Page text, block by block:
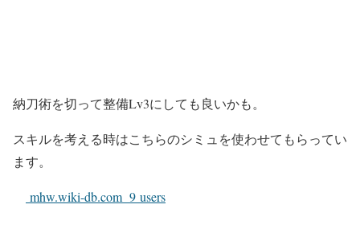
納刀術を切って整備Lv3にしても良いかも。
スキルを考える時はこちらのシミュを使わせてもらってい
ます。
mhw.wiki-db.com 9 users